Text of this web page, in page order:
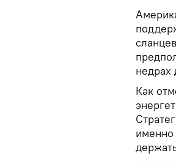
недрах
Как
именно